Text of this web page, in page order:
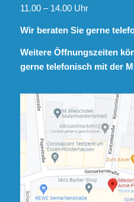
11.00 – 14.00 Uhr
Wir beraten Sie gerne
Weitere Öffnungszeiten
gerne telefonisch mit der